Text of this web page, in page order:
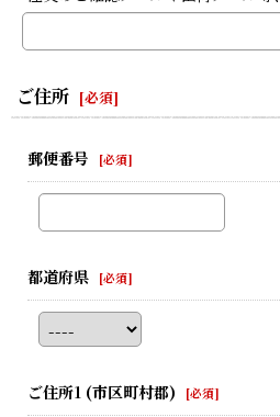
ご住所 [必須]
郵便番号 [必須]
都道府県 [必須]
ご住所1 (市区町村郡) [必須]